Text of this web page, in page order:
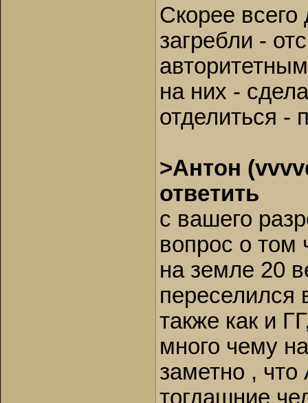
Скорее всего
загребли -
на них -
отделиться -
>Антон
ответить
с вашего
вопрос о том
на земле 20
переселился
также как и
много чему
заметно , что
тогдашние